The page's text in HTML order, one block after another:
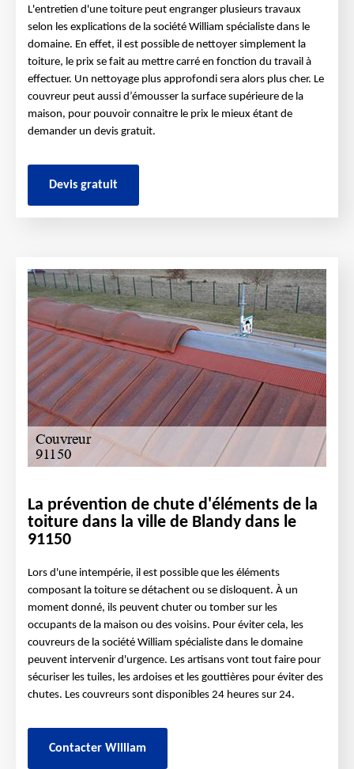
L'entretien d'une toiture peut engranger plusieurs travaux
selon les explications de la société William spécialiste dans le
domaine. En effet, il est possible de nettoyer simplement la
toiture, le prix se fait au mettre carré en fonction du travail à
effectuer. Un nettoyage plus approfondi sera alors plus cher. Le
couvreur peut aussi d’émousser la surface supérieure de la
maison, pour pouvoir connaitre le prix le mieux étant de
demander un devis gratuit.
Devis gratuit
La prévention de chute d'éléments de la
toiture dans la ville de Blandy dans le
91150
Lors d'une intempérie, il est possible que les éléments
composant la toiture se détachent ou se disloquent. À un
moment donné, ils peuvent chuter ou tomber sur les
occupants de la maison ou des voisins. Pour éviter cela, les
couvreurs de la société William spécialiste dans le domaine
peuvent intervenir d'urgence. Les artisans vont tout faire pour
sécuriser les tuiles, les ardoises et les gouttières pour éviter des
chutes. Les couvreurs sont disponibles 24 heures sur 24.
Contacter William